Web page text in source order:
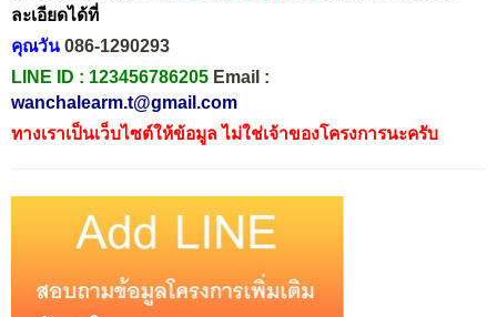
ละเอียดได้ที่
คุณวัน 086-1290293
LINE ID : 123456786205 Email :
wanchalearm.t@gmail.com
ทางเราเป็นเว็บไซต์ให้ข้อมูล ไม่ใช่เจ้าของโครงการนะครับ